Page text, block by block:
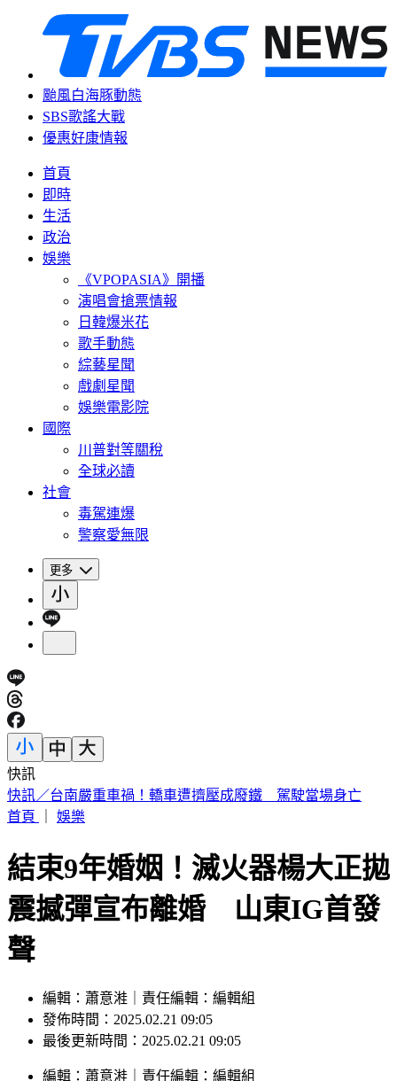
颱風白海豚動態
SBS歌謠大戰
優惠好康情報
首頁
即時
生活
政治
娛樂
《VPOPASIA》開播
演唱會搶票情報
日韓爆米花
歌手動態
綜藝星聞
戲劇星聞
娛樂電影院
國際
川普對等關稅
全球必讀
社會
毒駕連爆
警察愛無限
更多
快訊
小孩顧小孩！澎湖13子女遭棄養擠4坪破屋 父母帶補助金跑
路
結束9年婚姻！滅火器楊大正拋
震撼彈宣布離婚 山東IG首發
聲
編輯：蕭意溎｜責任編輯：編輯組
發佈時間：2025.02.21 09:05